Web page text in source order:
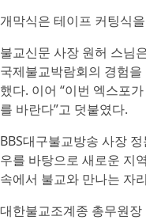
개막식은 테이프 커팅식
불교신문 사장 원허 스님
국제불교박람회의 경험
했다. 이어 “이번 엑스포
를 바란다”고 덧붙였다.
BBS대구불교방송 사장
우를 바탕으로 새로운 지
속에서 불교와 만나는 자
대한불교조계종 총무원